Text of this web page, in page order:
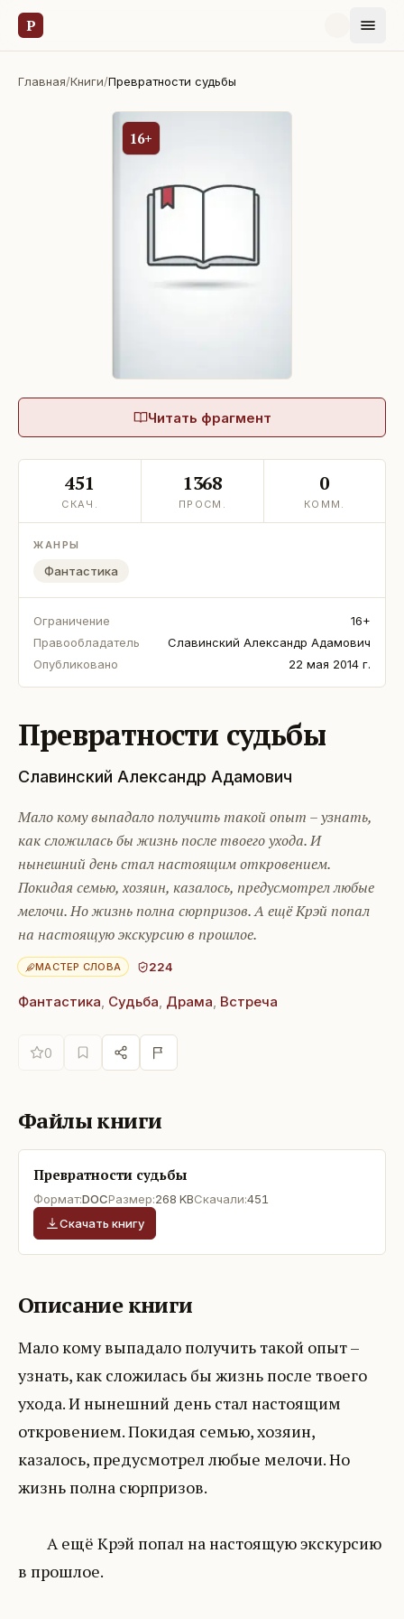
Р
Главная/Книги/Превратности судьбы
16+
Читать фрагмент
451
СКАЧ.
1368
ПРОСМ.
0
КОММ.
ЖАНРЫ
Фантастика
Ограничение
16+
Правообладатель
Славинский Александр Адамович
Опубликовано
22 мая 2014 г.
Превратности судьбы
Славинский Александр Адамович
Мало кому выпадало получить такой опыт – узнать,
как сложилась бы жизнь после твоего ухода. И
нынешний день стал настоящим откровением.
Покидая семью, хозяин, казалось, предусмотрел любые
мелочи. Но жизнь полна сюрпризов. А ещё Крэй попал
на настоящую экскурсию в прошлое.
МАСТЕР СЛОВА 224
Фантастика, Судьба, Драма, Встреча
0
Файлы книги
Превратности судьбы
Формат:DOCРазмер:268 KBСкачали:451
Скачать книгу
Описание книги
Мало кому выпадало получить такой опыт –
узнать, как сложилась бы жизнь после твоего
ухода. И нынешний день стал настоящим
откровением. Покидая семью, хозяин,
казалось, предусмотрел любые мелочи. Но
жизнь полна сюрпризов.
А ещё Крэй попал на настоящую экскурсию
в прошлое.